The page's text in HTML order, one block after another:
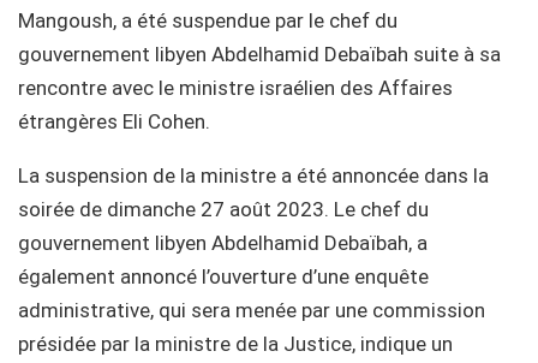
Mangoush, a été suspendue par le chef du
gouvernement libyen Abdelhamid Debaïbah suite à sa
rencontre avec le ministre israélien des Affaires
étrangères Eli Cohen.
La suspension de la ministre a été annoncée dans la
soirée de dimanche 27 août 2023. Le chef du
gouvernement libyen Abdelhamid Debaïbah, a
également annoncé l’ouverture d’une enquête
administrative, qui sera menée par une commission
présidée par la ministre de la Justice, indique un